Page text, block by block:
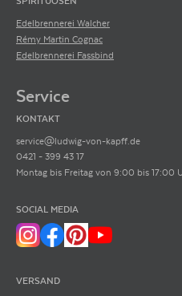
Decanter Punkte
Das renommierte britische
und ist die älteste
Heute ist sie ganz einfach die weltweit
Edelbrennerei Walcher
Rémy Martin Cognac
Edelbrennerei Fassbind
Service
KONTAKT
service@ludwig-von-kapff.de
0421 - 399 43 17
Montag bis Freitag von 9:00 bis 17:00
SOCIAL MEDIA
VERSAND